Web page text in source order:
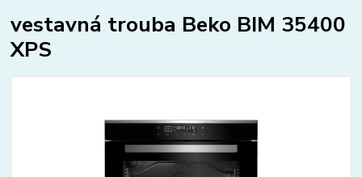
vestavná trouba Beko BIM 35400
XPS